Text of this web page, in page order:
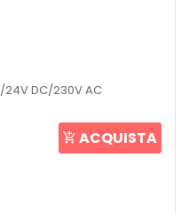
24V DC/230V AC
ACQUISTA